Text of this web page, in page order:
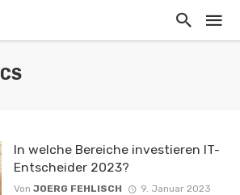
In welche Bereiche investieren IT-
Entscheider 2023?
Von JOERG FEHLISCH 9. Januar 2023